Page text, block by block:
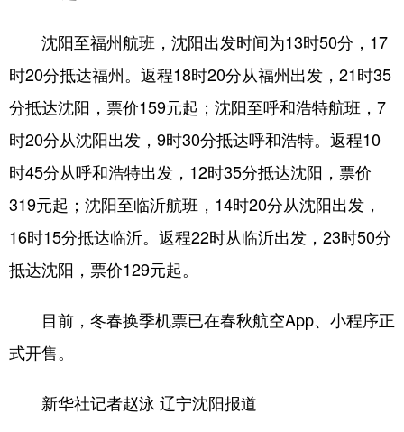
沈阳至福州航班，沈阳出发时间为13时50分，17
时20分抵达福州。返程18时20分从福州出发，21时35
分抵达沈阳，票价159元起；沈阳至呼和浩特航班，7
时20分从沈阳出发，9时30分抵达呼和浩特。返程10
时45分从呼和浩特出发，12时35分抵达沈阳，票价
319元起；沈阳至临沂航班，14时20分从沈阳出发，
16时15分抵达临沂。返程22时从临沂出发，23时50分
抵达沈阳，票价129元起。
目前，冬春换季机票已在春秋航空App、小程序正
式开售。
新华社记者赵泳 辽宁沈阳报道